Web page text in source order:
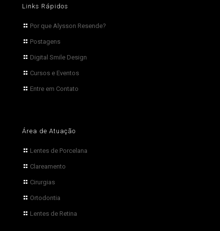
Links Rápidos
Por que Alysson Resende?
Postagens
Digital Smile Design
Cursos e Eventos
Entre em Contato
Área de Atuação
Lentes de Porcelana
Clareamento
Cirurgias
Ortodontia
Lentes de Retina